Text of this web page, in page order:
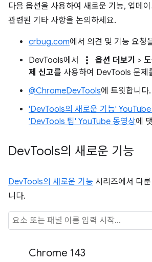
다음 옵션을 사용하여 새로운 기능, 업데
관련된 기타 사항을 논의하세요.
crbug.com에서 의견 및 기능 요청
DevTools에서
more_vert 옵션 더보기 >
제 신고를 사용하여 DevTools 문제
@ChromeDevTools에 트윗합니다.
'DevTools의 새로운 기능'
'DevTools 팁' YouTube 동영상에
DevTools의 새로운 기능
DevTools의 새로운 기능 시리즈에서 다
니다.
Chrome 143